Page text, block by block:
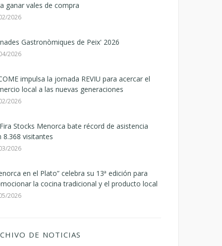
ganar vales de compra
2026
Gastronòmiques de Peix' 2026
2026
impulsa la jornada REVIU para acercar el
local a las nuevas generaciones
2026
Stocks Menorca bate récord de asistencia
8.368 visitantes
2026
en el Plato” celebra su 13ª edición para
la cocina tradicional y el producto local
2026
DE NOTICIAS